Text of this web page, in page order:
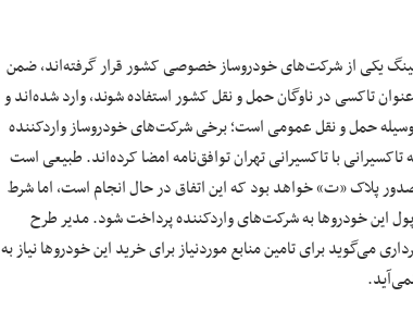
الان در پارکینگ یکی از شرکت‌های خودروساز خصوصی کشور قرار گرفته‌اند، ضمن
تاکسی در ناوگان حمل و نقل کشور استفاده شوند، وارد شده‌اند و
حمل و نقل عمومی است؛ برخی شرکت‌های خودروساز واردکننده
تاکسیرانی با تاکسیرانی تهران توافق‌نامه امضا کرده‌اند. طبیعی است
پلاک «ت» خواهد بود که این اتفاق در حال انجام است، اما شرط
این خودروها به شرکت‌های واردکننده پرداخت شود. مدیر طرح
می‌گوید برای تامین منابع موردنیاز برای خرید این خودروها نیاز به